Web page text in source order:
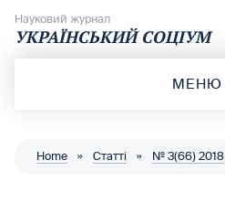
Науковий журнал
УКРАЇНСЬКИЙ СОЦІУМ
МЕНЮ
Home » Статті » № 3(66) 2018